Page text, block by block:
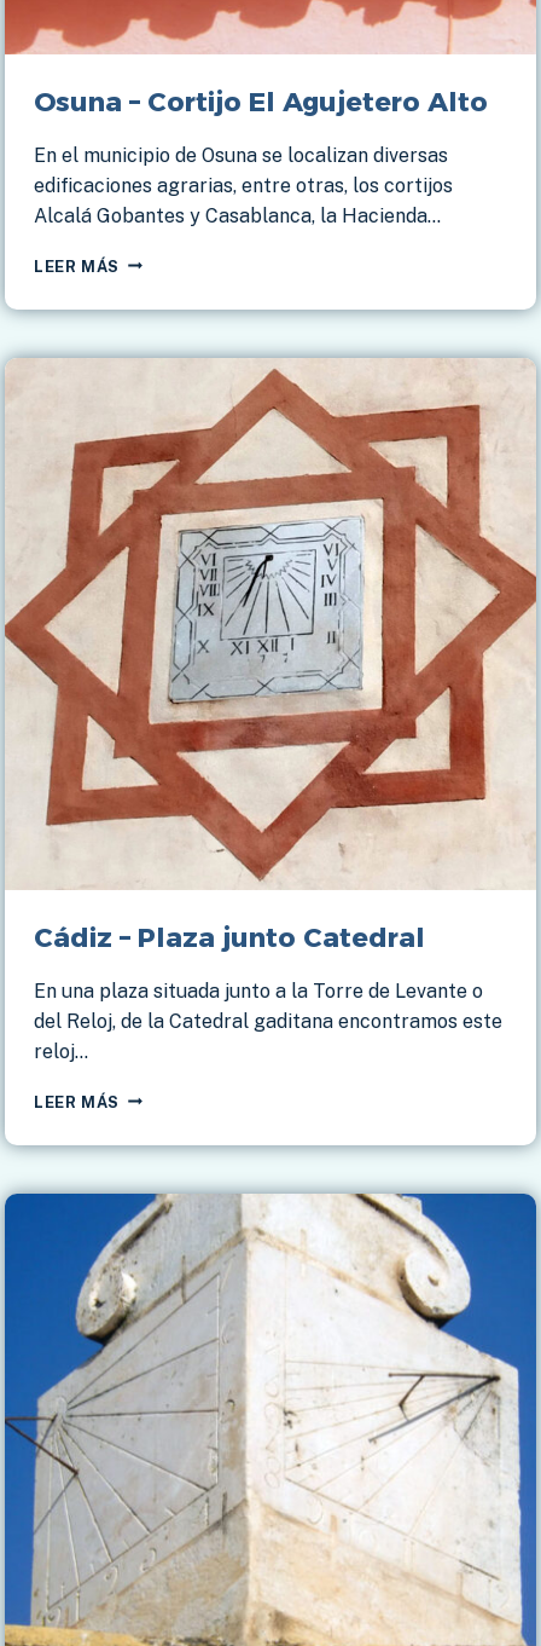
Osuna – Cortijo El Agujetero Alto
En el municipio de Osuna se localizan diversas
edificaciones agrarias, entre otras, los cortijos
Alcalá Gobantes y Casablanca, la Hacienda…
LEER MÁS OSUNA
CORTIJO
AGUJETERO
Cádiz – Plaza junto Catedral
En una plaza situada junto a la Torre de Levante o
del Reloj, de la Catedral gaditana encontramos este
reloj…
LEER MÁS CÁDIZ
PLAZA
CATEDRAL